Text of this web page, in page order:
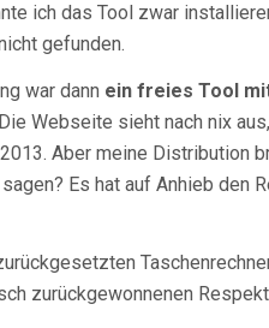
ich das Tool zwar
gefunden.
war dann ein freies Tool
Webseite sieht nach nix
Aber meine Distribution
Es hat auf Anhieb den
zurückgewonnenen